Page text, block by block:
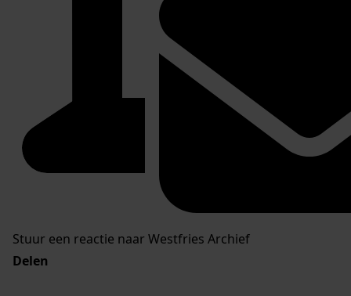
Stuur een reactie naar Westfries Archief
Delen